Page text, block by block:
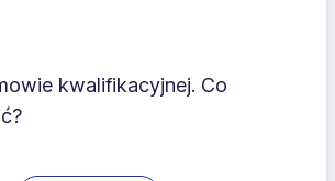
kwalifikacyjnej. Co